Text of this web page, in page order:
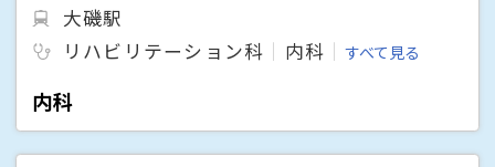
大磯駅
リハビリテーション科
内科 すべて見る
内科